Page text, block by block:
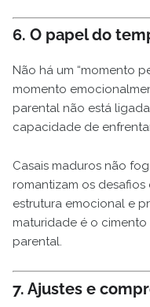
6. O papel do
Não há um “momento
momento
parental não está
capacidade de
Casais maduros não
romantizam os
estrutura emocional e
maturidade é o
parental.
7. Ajustes e